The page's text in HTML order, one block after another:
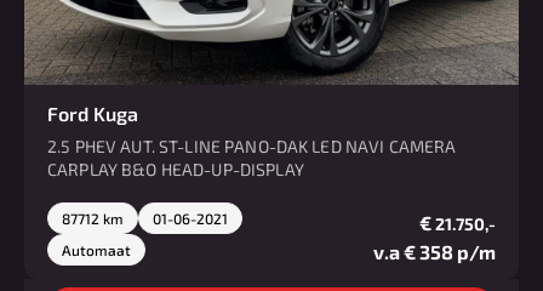
Ford Kuga
2.5 PHEV AUT. ST-LINE PANO-DAK LED NAVI CAMERA
CARPLAY B&O HEAD-UP-DISPLAY
87712 km
01-06-2021
Automaat
€21.750,-
v.a € 358 p/m